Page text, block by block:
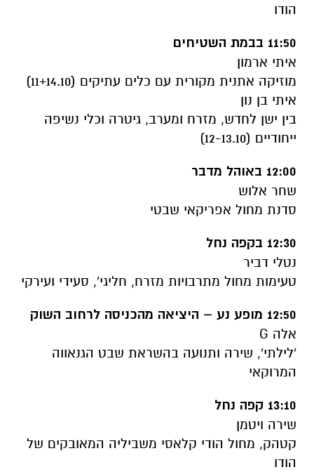
הודו
11:50 בבמת השטיחים
איתי ארמון
מוזיקה אתנית מקורית עם כלים עתיקים (11+14.10)
איתי בן נון
בין ישן לחדש, מזרח ומערב, גיטרה וכלי נשיפה
ייחודיים (12-13.10)
12:00 באוהל מדבר
שחר אלוש
סדנת מחול אפריקאי שבטי
12:30 בקפה נחל
נטלי דביר
טעימות מחול מתרבויות מזרח, חליגי', סעידי ועירקי
12:50 מופע נע – היציאה מהכניסה לרחוב השוק
אלה G
'לילתי', שירה ותנועה בהשראת שבט הגנאווה
המרוקאי
13:10 קפה נחל
שירה ויטמן
קטהק, מחול הודי קלאסי משביליה המאובקים של
הודו